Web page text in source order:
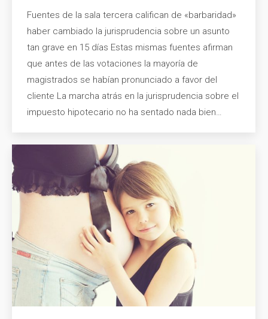
Fuentes de la sala tercera califican de «barbaridad»
haber cambiado la jurisprudencia sobre un asunto
tan grave en 15 días Estas mismas fuentes afirman
que antes de las votaciones la mayoría de
magistrados se habían pronunciado a favor del
cliente La marcha atrás en la jurisprudencia sobre el
impuesto hipotecario no ha sentado nada bien…